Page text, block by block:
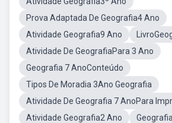
Prova Adaptada De Geografia4 Ano
Atividade Geografia9 Ano
Atividade De GeografiaPara 3 Ano
Geografia 7 AnoConteúdo
Tipos De Moradia 3Ano Geografia
Atividade De Geografia 7 AnoPara
Atividade Geografia2 Ano